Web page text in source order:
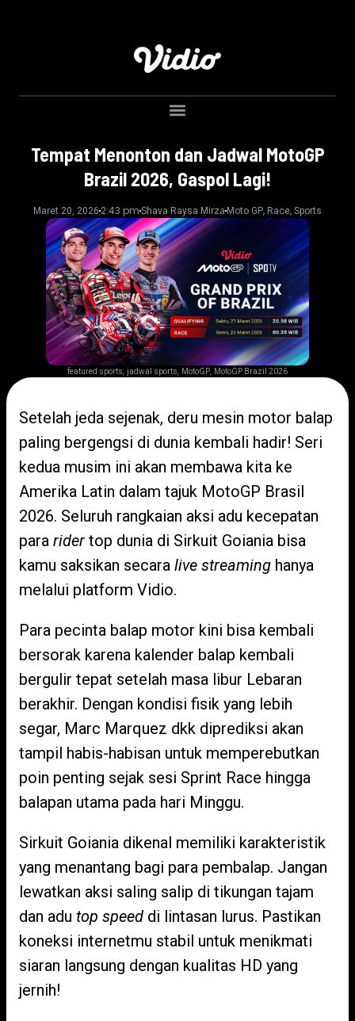
Tempat Menonton dan Jadwal MotoGP
Brazil 2026, Gaspol Lagi!
Maret 20, 2026 2:43 pm Shava Raysa Mirza Moto GP, Race, Sports
featured sports, jadwal sports, MotoGP, MotoGP Brazil 2026
Setelah jeda sejenak, deru mesin motor balap
paling bergengsi di dunia kembali hadir! Seri
kedua musim ini akan membawa kita ke
Amerika Latin dalam tajuk MotoGP Brasil
2026. Seluruh rangkaian aksi adu kecepatan
para rider top dunia di Sirkuit Goiania bisa
kamu saksikan secara live streaming hanya
melalui platform Vidio.
Para pecinta balap motor kini bisa kembali
bersorak karena kalender balap kembali
bergulir tepat setelah masa libur Lebaran
berakhir. Dengan kondisi fisik yang lebih
segar, Marc Marquez dkk diprediksi akan
tampil habis-habisan untuk memperebutkan
poin penting sejak sesi Sprint Race hingga
balapan utama pada hari Minggu.
Sirkuit Goiania dikenal memiliki karakteristik
yang menantang bagi para pembalap. Jangan
lewatkan aksi saling salip di tikungan tajam
dan adu top speed di lintasan lurus. Pastikan
koneksi internetmu stabil untuk menikmati
siaran langsung dengan kualitas HD yang
jernih!